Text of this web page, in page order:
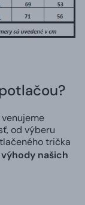
od výberu
trička
našich